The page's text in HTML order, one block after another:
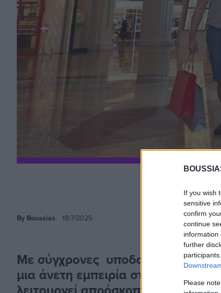
If you wish
sensitive
confirm
continue
information
further
Please
By Boussias 18/7/2025
Με σύγχρονες υποδομές και
μια άνετη εμπειρία στους